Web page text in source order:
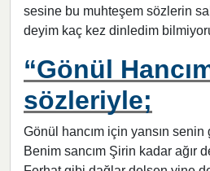
sesine bu muhteşem sözlerin
deyim kaç kez dinledim
“Gönül
sözleriyle;
Gönül hancım için yansın senin
Benim sancım Şirin kadar ağır